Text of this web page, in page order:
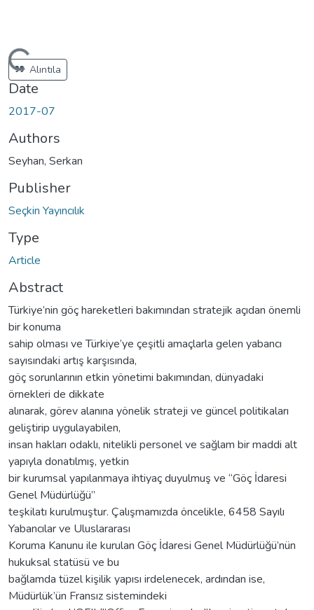
Alıntıla
Date
2017-07
Authors
Seyhan, Serkan
Publisher
Seçkin Yayıncılık
Type
Article
Abstract
Türkiye’nin göç hareketleri bakımından stratejik açıdan önemli
bir konuma
sahip olması ve Türkiye’ye çeşitli amaçlarla gelen yabancı
sayısındaki artış karşısında,
göç sorunlarının etkin yönetimi bakımından, dünyadaki
örnekleri de dikkate
alınarak, görev alanına yönelik strateji ve güncel politikaları
geliştirip uygulayabilen,
insan hakları odaklı, nitelikli personel ve sağlam bir maddi alt
yapıyla donatılmış, yetkin
bir kurumsal yapılanmaya ihtiyaç duyulmuş ve “Göç İdaresi
Genel Müdürlüğü”
teşkilatı kurulmuştur. Çalışmamızda öncelikle, 6458 Sayılı
Yabancılar ve Uluslararası
Koruma Kanunu ile kurulan Göç İdaresi Genel Müdürlüğü’nün
hukuksal statüsü ve bu
bağlamda tüzel kişilik yapısı irdelenecek, ardından ise,
Müdürlük’ün Fransız sistemindeki